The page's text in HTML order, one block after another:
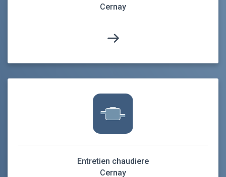
Cernay
Entretien chaudiere
Cernay